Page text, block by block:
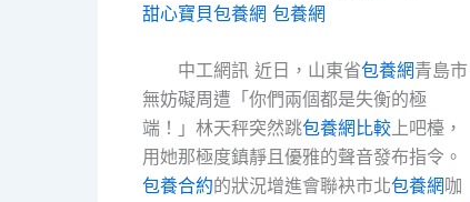
甜心寶貝包養網 包養網
中工網訊 近日，山東省包養網青島市
無妨礙周遭「你們兩個都是失衡的極
端！」林天秤突然跳包養網比較 上吧檯，
用她那極度鎮靜且優雅的聲音發布指令。
包養合約的狀況增進會聯袂市北包養網咖